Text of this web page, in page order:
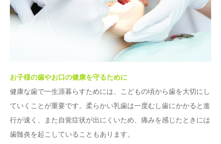
お子様の歯やお口の健康を守るために
健康な歯で一生涯暮らすためには、こどもの頃から歯を大切にし
ていくことが重要です。柔らかい乳歯は一度むし歯にかかると進
行が速く、また自覚症状が出にくいため、痛みを感じたときには
歯髄炎を起こしていることもあります。